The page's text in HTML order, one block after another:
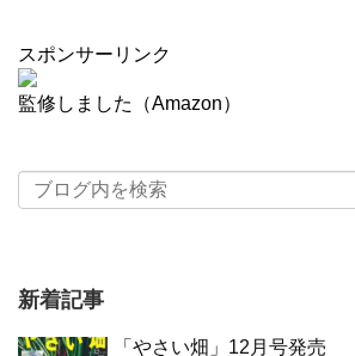
スポンサーリンク
監修しました（Amazon）
新着記事
「やさい畑」12月号発売